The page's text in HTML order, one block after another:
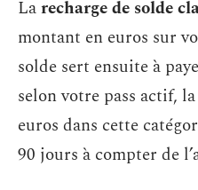
Larecharge de solde
montant en euros sur
solde sert ensuite à
selon votre pass actif,
euros dans cette
90 jours à compter de